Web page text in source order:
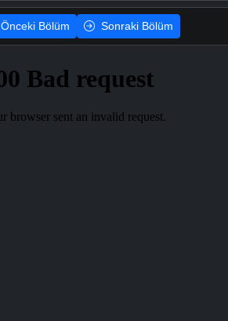
Önceki Bölüm Sonraki Bölüm